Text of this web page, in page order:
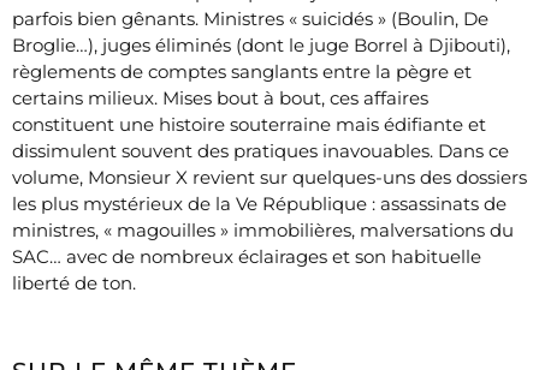
parfois bien gênants. Ministres « suicidés » (Boulin, De
Broglie…), juges éliminés (dont le juge Borrel à Djibouti),
règlements de comptes sanglants entre la pègre et
certains milieux. Mises bout à bout, ces affaires
constituent une histoire souterraine mais édifiante et
dissimulent souvent des pratiques inavouables. Dans ce
volume, Monsieur X revient sur quelques-uns des dossiers
les plus mystérieux de la Ve République : assassinats de
ministres, « magouilles » immobilières, malversations du
SAC… avec de nombreux éclairages et son habituelle
liberté de ton.